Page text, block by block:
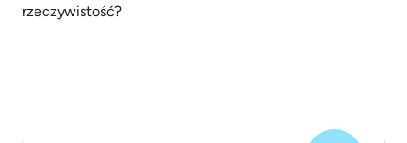
prowadzić do niejednoznacznych zachowań i